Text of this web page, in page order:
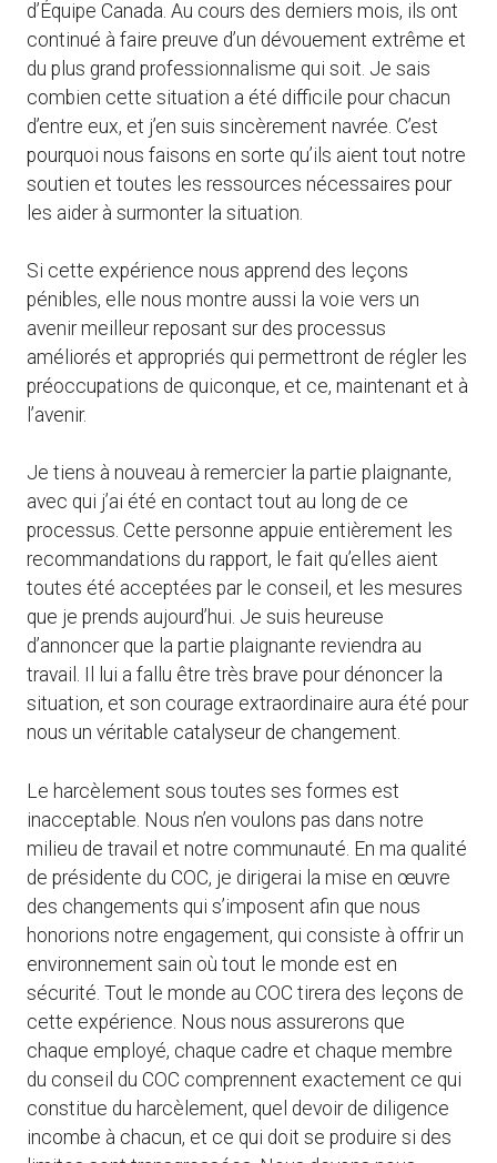
d’Équipe Canada. Au cours des derniers mois, ils ont
continué à faire preuve d’un dévouement extrême et
du plus grand professionnalisme qui soit. Je sais
combien cette situation a été difficile pour chacun
d’entre eux, et j’en suis sincèrement navrée. C’est
pourquoi nous faisons en sorte qu’ils aient tout notre
soutien et toutes les ressources nécessaires pour
les aider à surmonter la situation.
Si cette expérience nous apprend des leçons
pénibles, elle nous montre aussi la voie vers un
avenir meilleur reposant sur des processus
améliorés et appropriés qui permettront de régler les
préoccupations de quiconque, et ce, maintenant et à
l’avenir.
Je tiens à nouveau à remercier la partie plaignante,
avec qui j’ai été en contact tout au long de ce
processus. Cette personne appuie entièrement les
recommandations du rapport, le fait qu’elles aient
toutes été acceptées par le conseil, et les mesures
que je prends aujourd’hui. Je suis heureuse
d’annoncer que la partie plaignante reviendra au
travail. Il lui a fallu être très brave pour dénoncer la
situation, et son courage extraordinaire aura été pour
nous un véritable catalyseur de changement.
Le harcèlement sous toutes ses formes est
inacceptable. Nous n’en voulons pas dans notre
milieu de travail et notre communauté. En ma qualité
de présidente du COC, je dirigerai la mise en œuvre
des changements qui s’imposent afin que nous
honorions notre engagement, qui consiste à offrir un
environnement sain où tout le monde est en
sécurité. Tout le monde au COC tirera des leçons de
cette expérience. Nous nous assurerons que
chaque employé, chaque cadre et chaque membre
du conseil du COC comprennent exactement ce qui
constitue du harcèlement, quel devoir de diligence
incombe à chacun, et ce qui doit se produire si des